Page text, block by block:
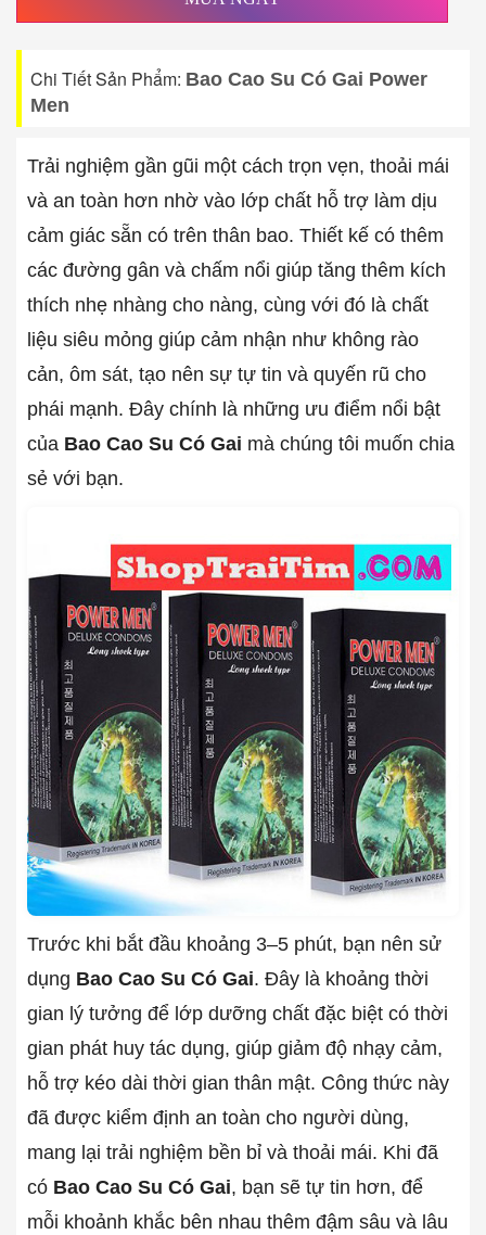
Chi Tiết Sản Phẩm: Bao Cao Su Có Gai Power
Men
Trải nghiệm gần gũi một cách trọn vẹn, thoải mái
và an toàn hơn nhờ vào lớp chất hỗ trợ làm dịu
cảm giác sẵn có trên thân bao. Thiết kế có thêm
các đường gân và chấm nổi giúp tăng thêm kích
thích nhẹ nhàng cho nàng, cùng với đó là chất
liệu siêu mỏng giúp cảm nhận như không rào
cản, ôm sát, tạo nên sự tự tin và quyến rũ cho
phái mạnh. Đây chính là những ưu điểm nổi bật
của Bao Cao Su Có Gai mà chúng tôi muốn chia
sẻ với bạn.
Trước khi bắt đầu khoảng 3–5 phút, bạn nên sử
dụng Bao Cao Su Có Gai. Đây là khoảng thời
gian lý tưởng để lớp dưỡng chất đặc biệt có thời
gian phát huy tác dụng, giúp giảm độ nhạy cảm,
hỗ trợ kéo dài thời gian thân mật. Công thức này
đã được kiểm định an toàn cho người dùng,
mang lại trải nghiệm bền bỉ và thoải mái. Khi đã
có Bao Cao Su Có Gai, bạn sẽ tự tin hơn, để
mỗi khoảnh khắc bên nhau thêm đậm sâu và lâu